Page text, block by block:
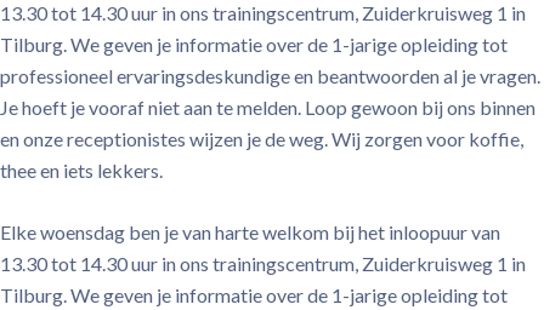
13.30 tot 14.30 uur in ons trainingscentrum, Zuiderkruisweg 1 in
Tilburg. We geven je informatie over de 1-jarige opleiding tot
professioneel ervaringsdeskundige en beantwoorden al je vragen.
Je hoeft je vooraf niet aan te melden. Loop gewoon bij ons binnen
en onze receptionistes wijzen je de weg. Wij zorgen voor koffie,
thee en iets lekkers.
Elke woensdag ben je van harte welkom bij het inloopuur van
13.30 tot 14.30 uur in ons trainingscentrum, Zuiderkruisweg 1 in
Tilburg. We geven je informatie over de 1-jarige opleiding tot